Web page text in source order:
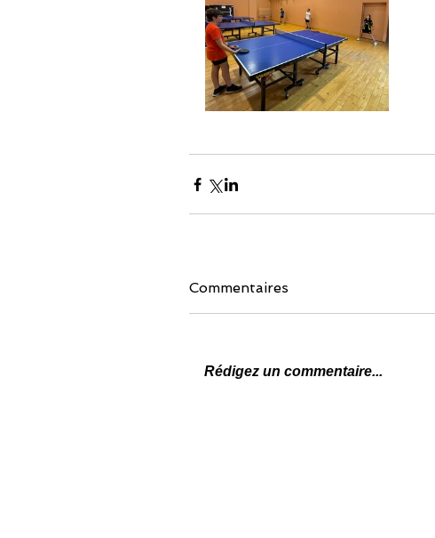
Commentaires
Rédigez un commentaire...